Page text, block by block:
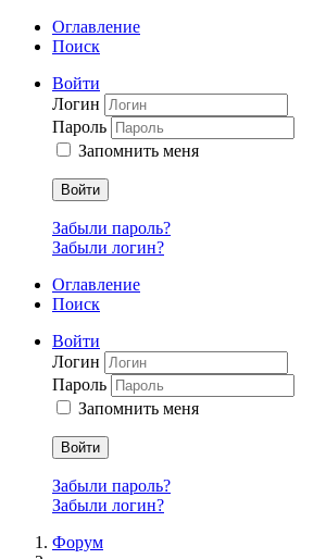
Оглавление
Поиск
Войти
Логин
Пароль
Запомнить меня
Войти
Забыли пароль?
Забыли логин?
Оглавление
Поиск
Войти
Логин
Пароль
Запомнить меня
Войти
Забыли пароль?
Забыли логин?
Форум